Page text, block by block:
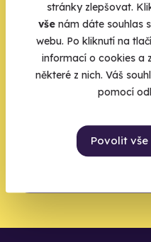
stránky zlepšovat.
vše nám dáte souhlas
webu. Po kliknutí na
informací o cookies a
některé z nich. Váš
pomocí
Povolit vše
Zbývá
zbytek
Váš e-mail je vstupenka do